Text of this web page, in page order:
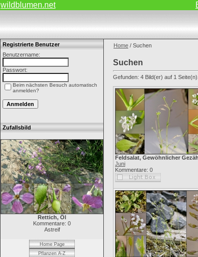
wildblumen.net
Registrierte Benutzer
Benutzername:
Passwort:
Beim nächsten Besuch automatisch
anmelden?
Zufallsbild
Rettich, Öl
Kommentare: 0
Astreif
Home Page
Pflanzen A-Z
Home / Suchen
Suchen
Gefunden: 4 Bild(er) auf 1
Feldsalat, Gewöhnlicher
Juni
Kommentare: 0